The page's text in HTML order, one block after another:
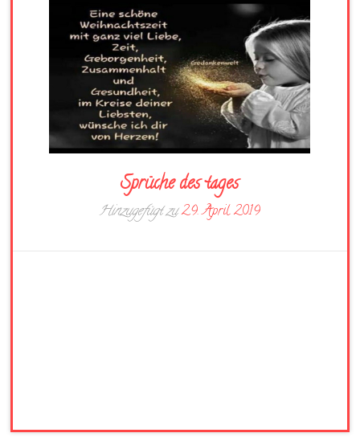
Sprüche des tages
Hinzugefügt zu29. April 2019